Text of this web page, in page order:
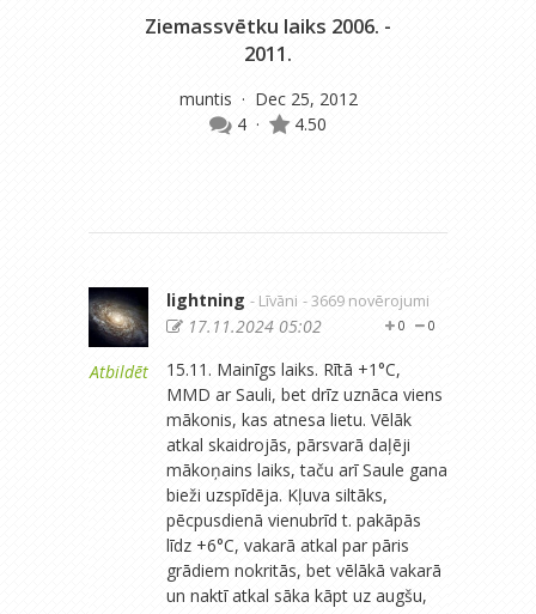
Ziemassvētku laiks 2006. -
2011.
muntis · Dec 25, 2012
4 · 4.50
Atbildēt
lightning - Līvāni - 3669 novērojumi
0
0
17.11.2024 05:02
15.11. Mainīgs laiks. Rītā +1°C,
MMD ar Sauli, bet drīz uznāca viens
mākonis, kas atnesa lietu. Vēlāk
atkal skaidrojās, pārsvarā daļēji
mākoņains laiks, taču arī Saule gana
bieži uzspīdēja. Kļuva siltāks,
pēcpusdienā vienubrīd t. pakāpās
līdz +6°C, vakarā atkal par pāris
grādiem nokritās, bet vēlākā vakarā
un naktī atkal sāka kāpt uz augšu,